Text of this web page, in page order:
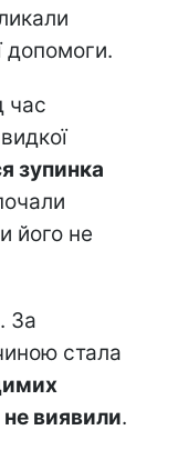
допомоги.
час
зупинка
його не
За
стала
не виявили.